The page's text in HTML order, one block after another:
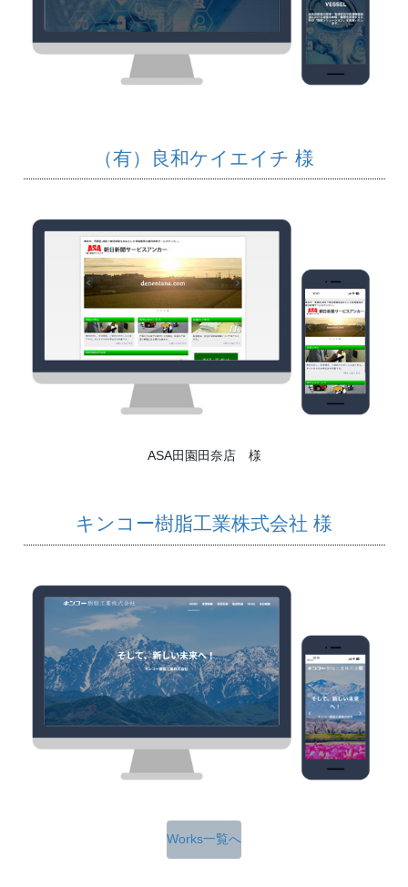
（有）良和ケイエイチ 様
ASA田園田奈店 様
キンコー樹脂工業株式会社 様
Works一覧へ